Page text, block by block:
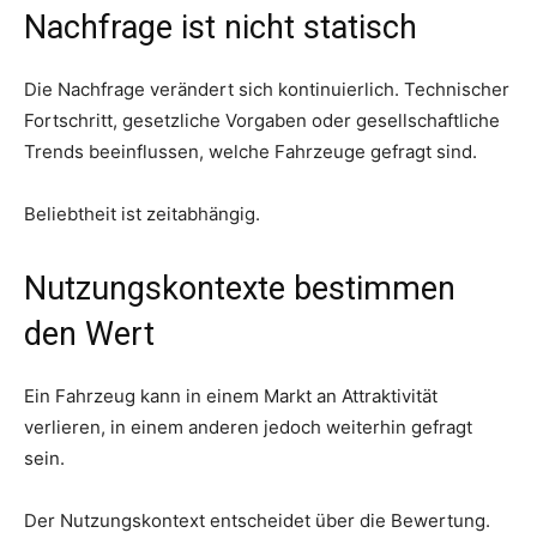
Nachfrage ist nicht statisch
Die Nachfrage verändert sich kontinuierlich. Technischer
Fortschritt, gesetzliche Vorgaben oder gesellschaftliche
Trends beeinflussen, welche Fahrzeuge gefragt sind.
Beliebtheit ist zeitabhängig.
Nutzungskontexte bestimmen
den Wert
Ein Fahrzeug kann in einem Markt an Attraktivität
verlieren, in einem anderen jedoch weiterhin gefragt
sein.
Der Nutzungskontext entscheidet über die Bewertung.